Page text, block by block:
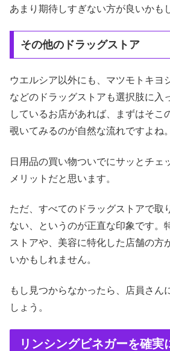
あまり期待しすぎない方が良いかも
その他のドラッグストア
ウエルシア以外にも、マツモトキヨ
などのドラッグストアも選択肢に入
しているお店があれば、まずはそこ
覗いてみるのが自然な流れですよね。
日用品の買い物ついでにサッとチェ
メリットだと思います。
ただ、すべてのドラッグストアで取
ない、というのが正直な印象です。
ストアや、美容に特化した店舗の方
いかもしれません。
もし見つからなかったら、店員さん
しょう。
リンシングビネガーを確実